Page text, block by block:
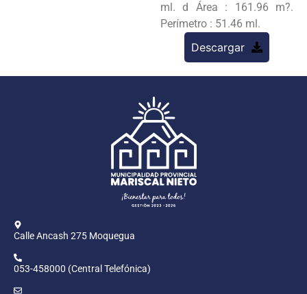
ml. d Área : 161.96 m?.
Perímetro : 51.46 ml.
Descargar
Calle Ancash 275 Moquegua
053-458000 (Central Telefónica)